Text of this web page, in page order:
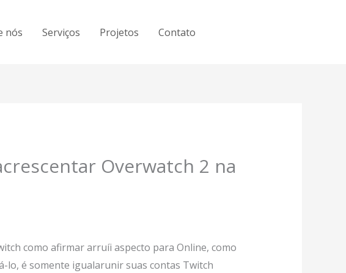
nós Serviços Projetos Contato
Overwatch 2 na
como afirmar arruíi aspecto para Online, como
lo, é somente igualarunir suas contas Twitch